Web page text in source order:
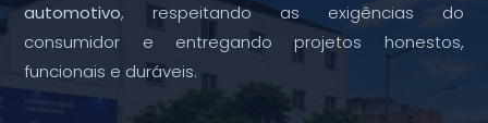
automotivo, respeitando as exigências do
consumidor e entregando projetos honestos,
funcionais e duráveis.